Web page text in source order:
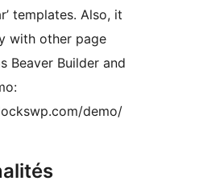
templates. Also, it
with other page
Beaver Builder and
demo/